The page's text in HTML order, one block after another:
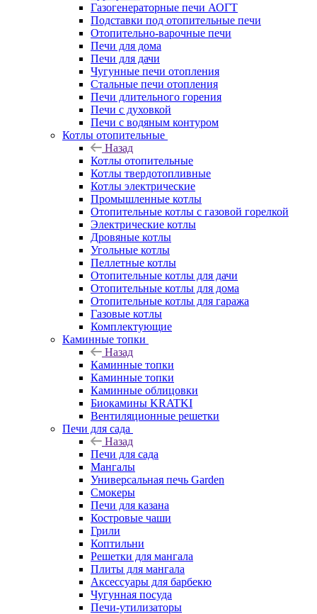
Газогенераторные печи АОГТ
Подставки под отопительные печи
Отопительно-варочные печи
Печи для дома
Печи для дачи
Чугунные печи отопления
Стальные печи отопления
Печи длительного горения
Печи с духовкой
Печи с водяным контуром
Котлы отопительные
Назад
Котлы отопительные
Котлы твердотопливные
Котлы электрические
Промышленные котлы
Отопительные котлы с газовой горелкой
Электрические котлы
Дровяные котлы
Угольные котлы
Пеллетные котлы
Отопительные котлы для дачи
Отопительные котлы для дома
Отопительные котлы для гаража
Газовые котлы
Комплектующие
Каминные топки
Назад
Каминные топки
Каминные топки
Каминные облицовки
Биокамины KRATKI
Вентиляционные решетки
Печи для сада
Назад
Печи для сада
Мангалы
Универсальная печь Garden
Смокеры
Печи для казана
Костровые чаши
Грили
Коптильни
Решетки для мангала
Плиты для мангала
Аксессуары для барбекю
Чугунная посуда
Печи-утилизаторы